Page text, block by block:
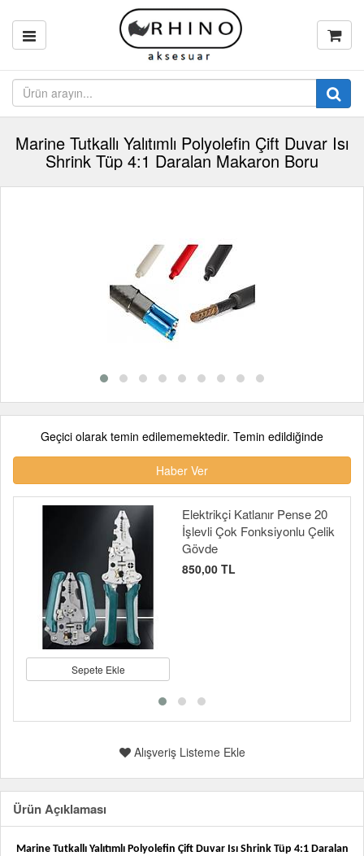
Marine Tutkallı Yalıtımlı Polyolefin Çift Duvar Isı
Shrink Tüp 4:1 Daralan Makaron Boru
Geçici olarak temin edilememektedir. Temin edildiğinde
Haber Ver
Sepete Ekle
Elektrikçi Katlanır Pense 20
İşlevli Çok Fonksiyonlu Çelik
Gövde
850,00 TL
Alışveriş Listeme Ekle
Ürün Açıklaması
Marine Tutkallı Yalıtımlı Polyolefin Çift Duvar Isı Shrink Tüp 4:1 Daralan